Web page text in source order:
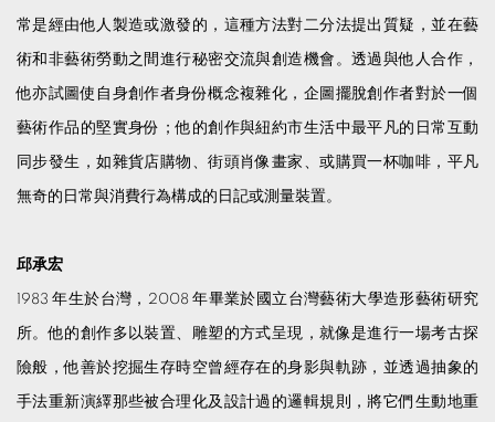
常是經由他人製造或激發的，這種方法對二分法提出質疑，並在藝
術和非藝術勞動之間進行秘密交流與創造機會。透過與他人合作，
他亦試圖使自身創作者身份概念複雜化，企圖擺脫創作者對於一個
藝術作品的堅實身份；他的創作與紐約市生活中最平凡的日常互動
同步發生，如雜貨店購物、街頭肖像畫家、或購買一杯咖啡，平凡
無奇的日常與消費行為構成的日記或測量裝置。
邱承宏
1983 年生於台灣，2008 年畢業於國立台灣藝術大學造形藝術研究
所。他的創作多以裝置、雕塑的方式呈現，就像是進行一場考古探
險般，他善於挖掘生存時空曾經存在的身影與軌跡，並透過抽象的
手法重新演繹那些被合理化及設計過的邏輯規則，將它們生動地重